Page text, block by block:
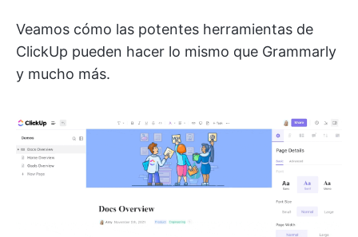
Veamos cómo las potentes herramientas de
ClickUp pueden hacer lo mismo que Grammarly
y mucho más.